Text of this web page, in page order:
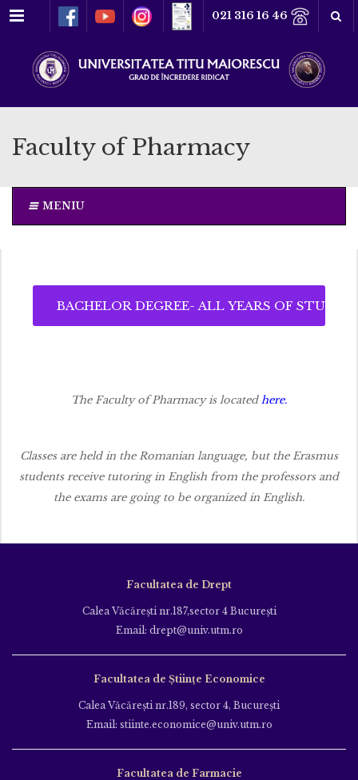
Meniu 021 316 16 46
Faculty of Pharmacy
MENIU
BACHELOR DEGREE- ALL YEARS OF STUDY
The Faculty of Pharmacy is located here.
Classes are held in the Romanian language, but the Erasmus
students receive tutoring in English from the professors and
the exams are going to be organized in English.
Facultatea de Drept
Calea Văcăreşti nr.187,sector 4 Bucureşti
Email: drept@univ.utm.ro
Facultatea de Științe Economice
Calea Văcăreşti nr.189, sector 4, Bucureşti
Email: stiinte.economice@univ.utm.ro
Facultatea de Farmacie